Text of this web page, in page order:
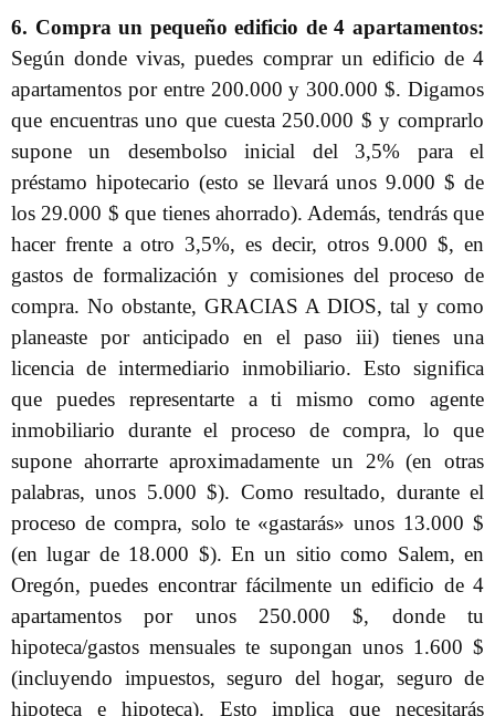
6. Compra un pequeño edificio de 4 apartamentos:
Según donde vivas, puedes comprar un edificio de 4
apartamentos por entre 200.000 y 300.000 $. Digamos
que encuentras uno que cuesta 250.000 $ y comprarlo
supone un desembolso inicial del 3,5% para el
préstamo hipotecario (esto se llevará unos 9.000 $ de
los 29.000 $ que tienes ahorrado). Además, tendrás que
hacer frente a otro 3,5%, es decir, otros 9.000 $, en
gastos de formalización y comisiones del proceso de
compra. No obstante, GRACIAS A DIOS, tal y como
planeaste por anticipado en el paso iii) tienes una
licencia de intermediario inmobiliario. Esto significa
que puedes representarte a ti mismo como agente
inmobiliario durante el proceso de compra, lo que
supone ahorrarte aproximadamente un 2% (en otras
palabras, unos 5.000 $). Como resultado, durante el
proceso de compra, solo te «gastarás» unos 13.000 $
(en lugar de 18.000 $). En un sitio como Salem, en
Oregón, puedes encontrar fácilmente un edificio de 4
apartamentos por unos 250.000 $, donde tu
hipoteca/gastos mensuales te supongan unos 1.600 $
(incluyendo impuestos, seguro del hogar, seguro de
hipoteca e hipoteca). Esto implica que necesitarás